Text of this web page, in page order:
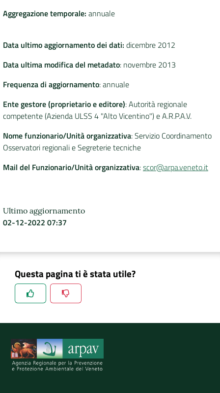
Aggregazione temporale: annuale
Data ultimo aggiornamento dei dati: dicembre 2012
Data ultima modifica del metadato: novembre 2013
Frequenza di aggiornamento: annuale
Ente gestore (proprietario e editore): Autorità regionale
competente (Azienda ULSS 4 "Alto Vicentino") e A.R.P.A.V.
Nome funzionario/Unità organizzativa: Servizio Coordinamento
Osservatori regionali e Segreterie tecniche
Mail del Funzionario/Unità organizzativa:scor@arpa.veneto.it
Ultimo aggiornamento
02-12-2022 07:37
Questa pagina ti è stata utile?
Spiegaci perchè, e aiutaci a migliorare il servizio